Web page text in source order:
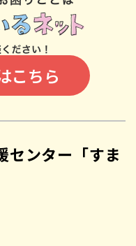
こちら
センター「すま